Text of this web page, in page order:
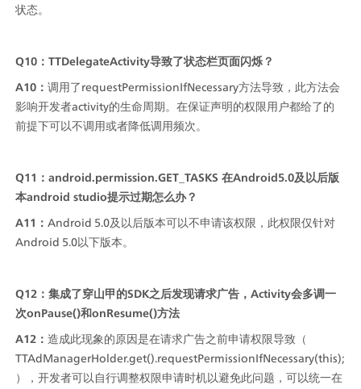
状态。
Q10：TTDelegateActivity导致了状态栏页面闪烁？
A10：调用了requestPermissionIfNecessary方法导致，此方法会
影响开发者activity的生命周期。在保证声明的权限用户都给了的
前提下可以不调用或者降低调用频次。
Q11：android.permission.GET_TASKS 在Android5.0及以后版
本android studio提示过期怎么办？
A11：Android 5.0及以后版本可以不申请该权限，此权限仅针对
Android 5.0以下版本。
Q12：集成了穿山甲的SDK之后发现请求广告，Activity会多调一
次onPause()和onResume()方法
A12：造成此现象的原因是在请求广告之前申请权限导致（
TTAdManagerHolder.get().requestPermissionIfNecessary(this);
），开发者可以自行调整权限申请时机以避免此问题，可以统一在